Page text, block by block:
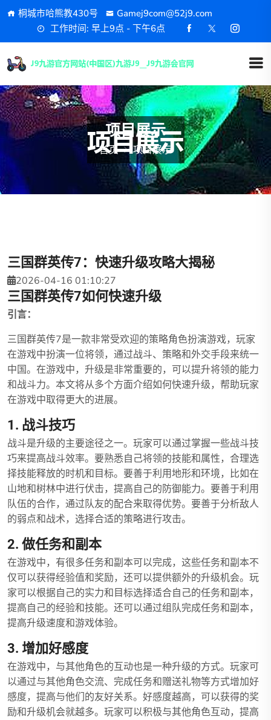
桐城市哈熊教430号
Gamej9com@52j9.com
工作时间: 早上9点 - 下午6点
项目展示
首页 项目展示
三国群英传7：快速升级攻略大揭秘
2026-04-16 01:10:27
三国群英传7如何快速升级
引言：
三国群英传7是一款非常受欢迎的策略角色扮演游戏，玩家
在游戏中扮演一位将领，通过战斗、策略和外交手段来统一
中国。在游戏中，升级是非常重要的，可以提升将领的能力
和战斗力。本文将从多个方面介绍如何快速升级，帮助玩家
在游戏中取得更大的进展。
1. 战斗技巧
战斗是升级的主要途径之一。玩家可以通过掌握一些战斗技
巧来提高战斗效率。要熟悉自己将领的技能和属性，合理选
择技能释放的时机和目标。要善于利用地形和环境，比如在
山地和树林中进行伏击，提高自己的防御能力。要善于利用
队伍的合作，通过队友的配合来取得优势。要善于分析敌人
的弱点和战术，选择合适的策略进行攻击。
2. 做任务和副本
在游戏中，有很多任务和副本可以完成，这些任务和副本不
仅可以获得经验值和奖励，还可以提供额外的升级机会。玩
家可以根据自己的实力和目标选择适合自己的任务和副本，
提高自己的经验和技能。还可以通过组队完成任务和副本，
提高升级速度和游戏体验。
3. 增加好感度
在游戏中，与其他角色的互动也是一种升级的方式。玩家可
以通过与其他角色交流、完成任务和赠送礼物等方式增加好
感度，提高与他们的友好关系。好感度越高，可以获得的奖
励和升级机会就越多。玩家可以积极与其他角色互动，提高